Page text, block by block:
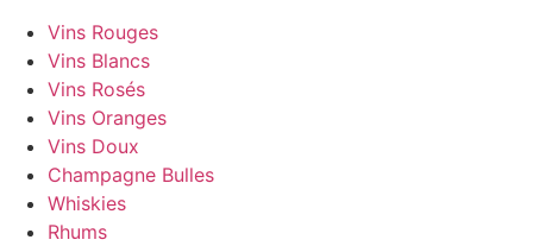
Vins Rouges
Vins Blancs
Vins Rosés
Vins Oranges
Vins Doux
Champagne Bulles
Whiskies
Rhums